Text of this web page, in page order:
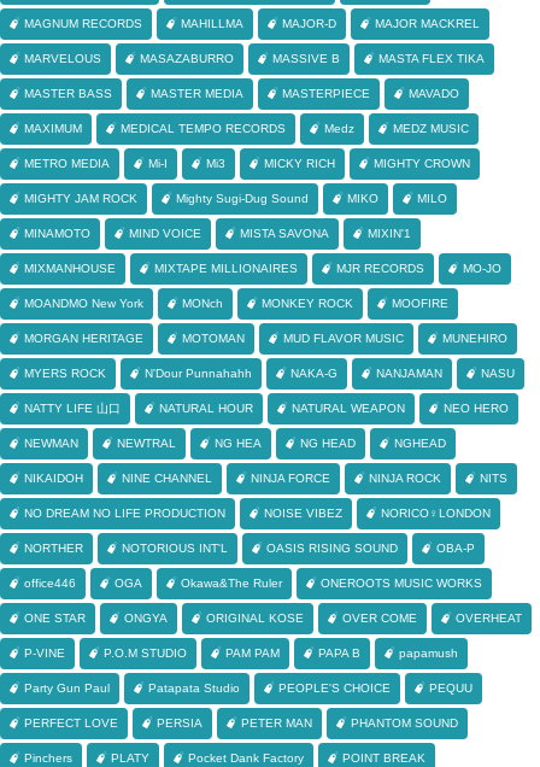
MAGNUM RECORDS MAHILLMA MAJOR-D MAJOR MACKREL
MARVELOUS MASAZABURRO MASSIVE B MASTA FLEX TIKA
MASTER BASS MASTER MEDIA MASTERPIECE MAVADO
MAXIMUM MEDICAL TEMPO RECORDS Medz MEDZ MUSIC
METRO MEDIA Mi-I Mi3 MICKY RICH MIGHTY CROWN
MIGHTY JAM ROCK Mighty Sugi-Dug Sound MIKO MILO
MINAMOTO MIND VOICE MISTA SAVONA MIXIN'1
MIXMANHOUSE MIXTAPE MILLIONAIRES MJR RECORDS MO-JO
MOANDMO New York MONch MONKEY ROCK MOOFIRE
MORGAN HERITAGE MOTOMAN MUD FLAVOR MUSIC MUNEHIRO
MYERS ROCK N'Dour Punnahahh NAKA-G NANJAMAN NASU
NATTY LIFE 山口 NATURAL HOUR NATURAL WEAPON NEO HERO
NEWMAN NEWTRAL NG HEA NG HEAD NGHEAD
NIKAIDOH NINE CHANNEL NINJA FORCE NINJA ROCK NITS
NO DREAM NO LIFE PRODUCTION NOISE VIBEZ NORICO♀LONDON
NORTHER NOTORIOUS INT'L OASIS RISING SOUND OBA-P
office446 OGA Okawa&The Ruler ONEROOTS MUSIC WORKS
ONE STAR ONGYA ORIGINAL KOSE OVER COME OVERHEAT
P-VINE P.O.M STUDIO PAM PAM PAPA B papamush
Party Gun Paul Patapata Studio PEOPLE'S CHOICE PEQUU
PERFECT LOVE PERSIA PETER MAN PHANTOM SOUND
Pinchers PLATY Pocket Dank Factory POINT BREAK